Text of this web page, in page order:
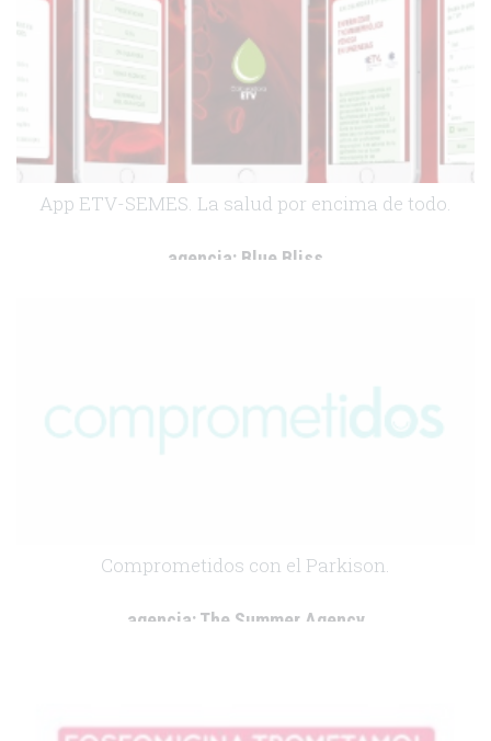
App ETV-SEMES. La salud por encima de todo.
agencia: Blue Bliss
Comprometidos con el Parkison.
agencia:The Summer Agency